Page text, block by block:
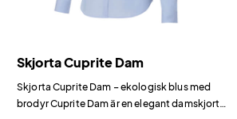
Skjorta Cuprite Dam
Skjorta Cuprite Dam – ekologisk blus med
brodyr Cuprite Dam är en elegant damskjorta i